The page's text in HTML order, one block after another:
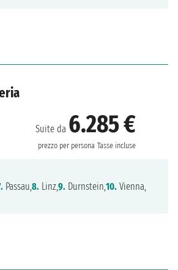
Suite da 6.285 €
prezzo per persona Tasse incluse
Passau,8. Linz,9. Durnstein,10. Vienna,